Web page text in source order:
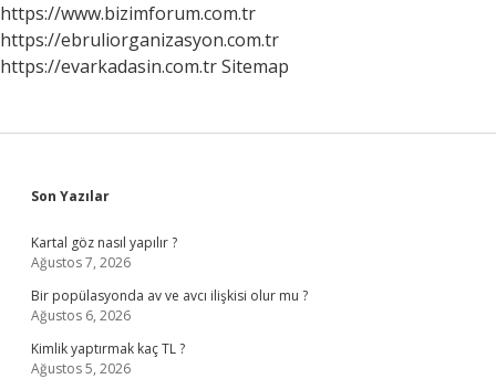
https://www.bizimforum.com.tr
https://ebruliorganizasyon.com.tr
https://evarkadasin.com.trSitemap
Sidebar
Son Yazılar
Kartal göz nasıl yapılır ?
Ağustos 7, 2026
Bir popülasyonda av ve avcı ilişkisi olur mu ?
Ağustos 6, 2026
Kimlik yaptırmak kaç TL ?
Ağustos 5, 2026